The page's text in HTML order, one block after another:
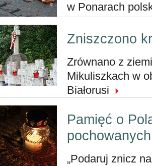
w Ponarach
Zniszczono
Zrównano z
Mikuliszkach w
Białorusi
Pamięć o
„Podaruj znicz